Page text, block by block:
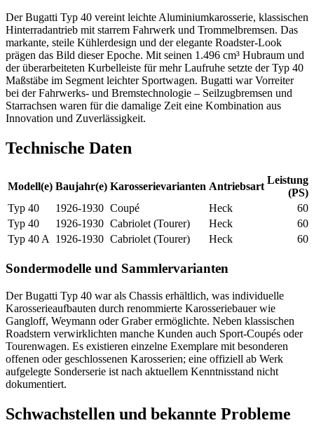
Der Bugatti Typ 40 vereint leichte Aluminiumkarosserie, klassischen
Hinterradantrieb mit starrem Fahrwerk und Trommelbremsen. Das
markante, steile Kühlerdesign und der elegante Roadster-Look
prägen das Bild dieser Epoche. Mit seinen 1.496 cm³ Hubraum und
der überarbeiteten Kurbelleiste für mehr Laufruhe setzte der Typ 40
Maßstäbe im Segment leichter Sportwagen. Bugatti war Vorreiter
bei der Fahrwerks- und Bremstechnologie – Seilzugbremsen und
Starrachsen waren für die damalige Zeit eine Kombination aus
Innovation und Zuverlässigkeit.
Technische Daten
Modell(e) Baujahr(e) Karosserievarianten Antriebsart
Leistung
(PS)
Typ 40 1926-1930 Coupé Heck
60
Typ 40
1926-1930 Cabriolet (Tourer) Heck
60
Typ 40 A
1926-1930 Cabriolet (Tourer) Heck 60
Sondermodelle und Sammlervarianten
Der Bugatti Typ 40 war als Chassis erhältlich, was individuelle
Karosserieaufbauten durch renommierte Karosseriebauer wie
Gangloff, Weymann oder Graber ermöglichte. Neben klassischen
Roadstern verwirklichten manche Kunden auch Sport-Coupés oder
Tourenwagen. Es existieren einzelne Exemplare mit besonderen
offenen oder geschlossenen Karosserien; eine offiziell ab Werk
aufgelegte Sonderserie ist nach aktuellem Kenntnisstand nicht
dokumentiert.
Schwachstellen und bekannte Probleme